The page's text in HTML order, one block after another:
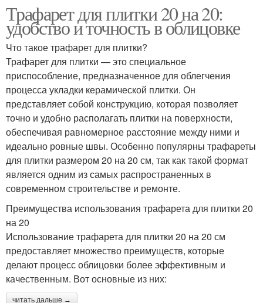
Трафарет для плитки 20 на 20:
удобство и точность в облицовке
Что такое трафарет для плитки?
Трафарет для плитки — это специальное
приспособление, предназначенное для облегчения
процесса укладки керамической плитки. Он
представляет собой конструкцию, которая позволяет
точно и удобно располагать плитки на поверхности,
обеспечивая равномерное расстояние между ними и
идеально ровные швы. Особенно популярны трафареты
для плитки размером 20 на 20 см, так как такой формат
является одним из самых распространенных в
современном строительстве и ремонте.
Преимущества использования трафарета для плитки 20
на 20
Использование трафарета для плитки 20 на 20 см
предоставляет множество преимуществ, которые
делают процесс облицовки более эффективным и
качественным. Вот основные из них:
читать дальше →